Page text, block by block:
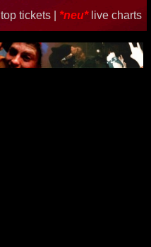
top tickets | *neu* live charts